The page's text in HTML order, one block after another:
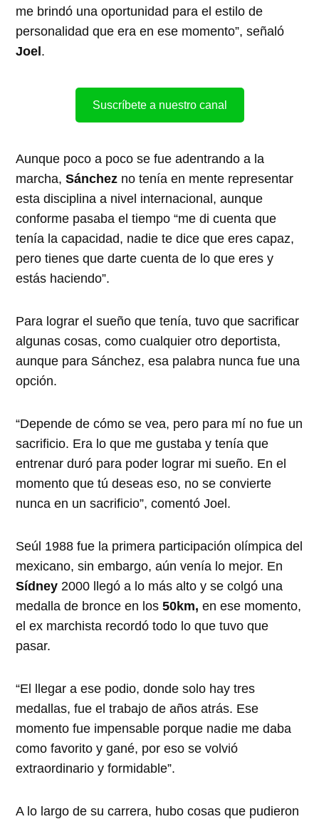
me brindó una oportunidad para el estilo de
personalidad que era en ese momento”, señaló
Joel .
Suscríbete a nuestro canal
Aunque poco a poco se fue adentrando a la
marcha,Sánchez no tenía en mente representar
esta disciplina a nivel internacional, aunque
conforme pasaba el tiempo “me di cuenta que
tenía la capacidad, nadie te dice que eres capaz,
pero tienes que darte cuenta de lo que eres y
estás haciendo”.
Para lograr el sueño que tenía, tuvo que sacrificar
algunas cosas, como cualquier otro deportista,
aunque para Sánchez, esa palabra nunca fue una
opción.
“Depende de cómo se vea, pero para mí no fue un
sacrificio. Era lo que me gustaba y tenía que
entrenar duró para poder lograr mi sueño. En el
momento que tú deseas eso, no se convierte
nunca en un sacrificio”, comentó Joel.
Seúl 1988 fue la primera participación olímpica del
mexicano, sin embargo, aún venía lo mejor. En
Sídney 2000 llegó a lo más alto y se colgó una
medalla de bronce en los50km, en ese momento,
el ex marchista recordó todo lo que tuvo que
pasar.
“El llegar a ese podio, donde solo hay tres
medallas, fue el trabajo de años atrás. Ese
momento fue impensable porque nadie me daba
como favorito y gané, por eso se volvió
extraordinario y formidable”.
A lo largo de su carrera, hubo cosas que pudieron